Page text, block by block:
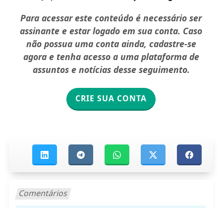
Para acessar este conteúdo é necessário ser
assinante e estar logado em sua conta. Caso
não possua uma conta ainda, cadastre-se
agora e tenha acesso a uma plataforma de
assuntos e notícias desse seguimento.
CRIE SUA CONTA
Comentários